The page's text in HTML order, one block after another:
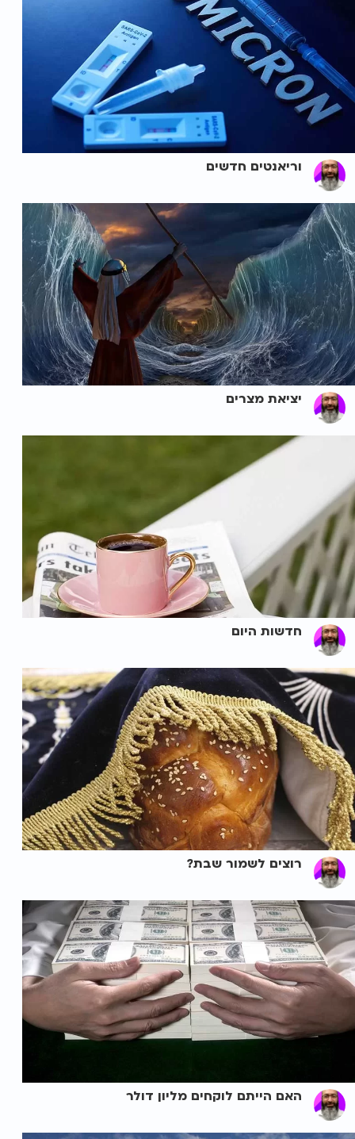
וריאנטים חדשים
יציאת מצרים
חדשות היום
רוצים לשמור שבת?
האם הייתם לוקחים מליון דולר